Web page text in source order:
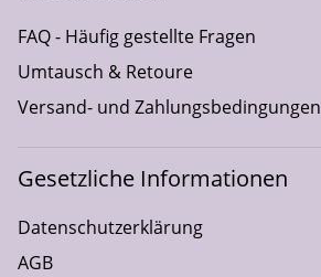
FAQ - Häufig gestellte Fragen
Umtausch & Retoure
Versand- und Zahlungsbedingungen
Gesetzliche Informationen
Datenschutzerklärung
AGB